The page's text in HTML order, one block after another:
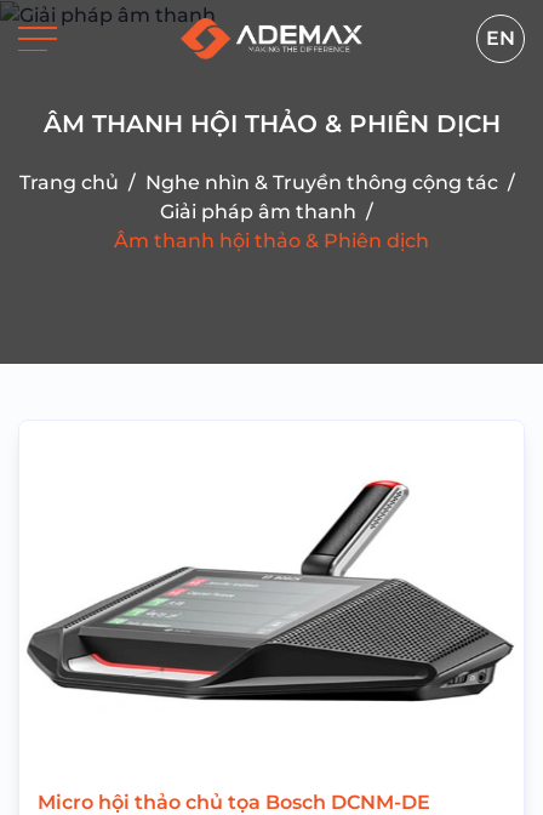
EN
ÂM THANH HỘI THẢO & PHIÊN DỊCH
Trang chủ / Nghe nhìn & Truyền thông cộng tác /
Giải pháp âm thanh /
Âm thanh hội thảo & Phiên dịch
Micro hội thảo chủ tọa Bosch DCNM-DE